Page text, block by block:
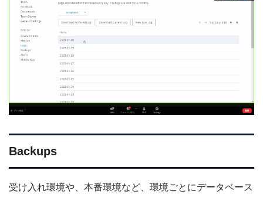
Backups
受け入れ環境や、本番環境など、環境ごとにデータベース